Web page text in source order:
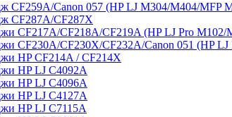
CF259A/Canon 057 (HP LJ M304/M404/MFP
CF287A/CF287X
CF217A/CF218A/CF219A (HP LJ Pro M102/
CF230A/CF230X/CF232A/Canon 051 (HP LJ
HP CF214A / CF214X
HP LJ C4092A
HP LJ C4096A
HP LJ C4127A
HP LJ C7115A